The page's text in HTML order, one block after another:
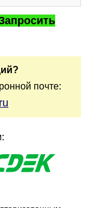
почте: